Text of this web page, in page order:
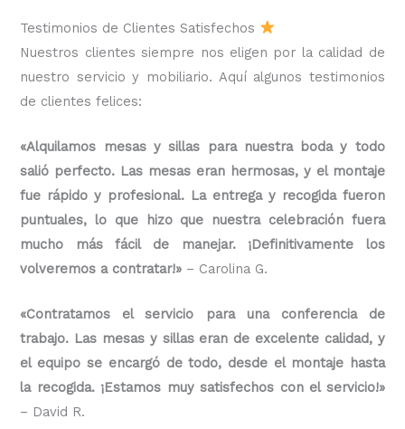
Testimonios de Clientes Satisfechos
Nuestros clientes siempre nos eligen por la calidad de
nuestro servicio y mobiliario. Aquí algunos testimonios
de clientes felices:
«Alquilamos mesas y sillas para nuestra boda y todo
salió perfecto. Las mesas eran hermosas, y el montaje
fue rápido y profesional. La entrega y recogida fueron
puntuales, lo que hizo que nuestra celebración fuera
mucho más fácil de manejar. ¡Definitivamente los
volveremos a contratar!» – Carolina G.
«Contratamos el servicio para una conferencia de
trabajo. Las mesas y sillas eran de excelente calidad, y
el equipo se encargó de todo, desde el montaje hasta
la recogida. ¡Estamos muy satisfechos con el servicio!»
– David R.